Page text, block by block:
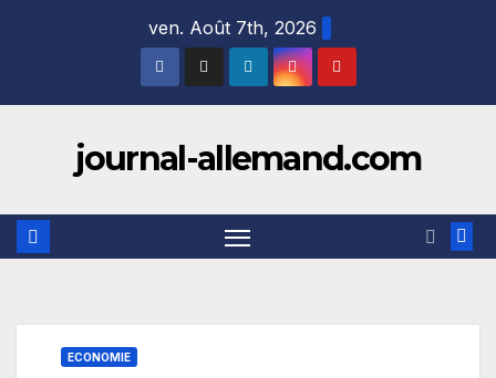
ven. Août 7th, 2026
journal-allemand.com
ECONOMIE